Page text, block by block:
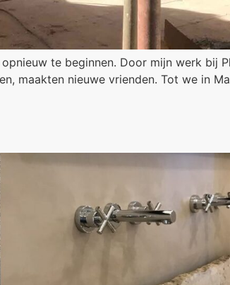
te beginnen. Door mijn werk bij
maakten nieuwe vrienden. Tot we in